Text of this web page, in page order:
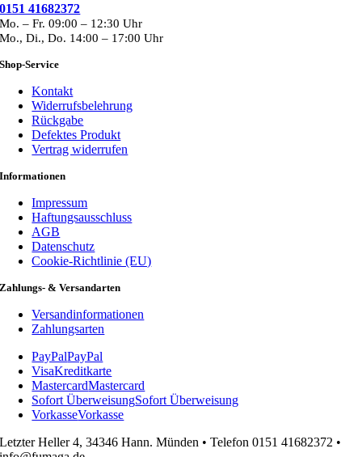
0151 41682372
Mo. – Fr. 09:00 – 12:30 Uhr
Mo., Di., Do. 14:00 – 17:00 Uhr
Shop-Service
Kontakt
Widerrufsbelehrung
Rückgabe
Defektes Produkt
Vertrag widerrufen
Informationen
Impressum
Haftungsausschluss
AGB
Datenschutz
Cookie-Richtlinie (EU)
Zahlungs- & Versandarten
Versandinformationen
Zahlungsarten
PayPalPayPal
VisaKreditkarte
MastercardMastercard
Sofort ÜberweisungSofort Überweisung
VorkasseVorkasse
Letzter Heller 4, 34346 Hann. Münden • Telefon 0151 41682372 •